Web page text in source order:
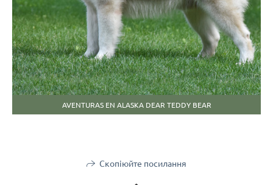
AVENTURAS EN ALASKA DEAR TEDDY BEAR
Скопіюйте посилання